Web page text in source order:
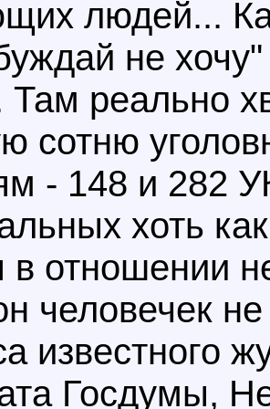
людей...
не
Там реально
сотню
- 148 и 282
хоть
в отношении
человечек
известного
Госдумы,